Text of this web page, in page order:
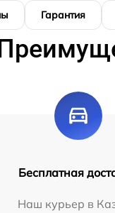
Гарантия
Бесплатная
Наш курьер в